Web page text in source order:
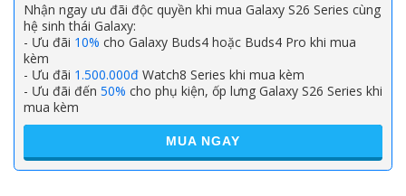
Nhận ngay ưu đãi độc quyền khi mua Galaxy S26 Series cùng
hệ sinh thái Galaxy:
- Ưu đãi 10% cho Galaxy Buds4 hoặc Buds4 Pro khi mua
kèm
- Ưu đãi 1.500.000đ Watch8 Series khi mua kèm
- Ưu đãi đến 50% cho phụ kiện, ốp lưng Galaxy S26 Series khi
mua kèm
MUA NGAY